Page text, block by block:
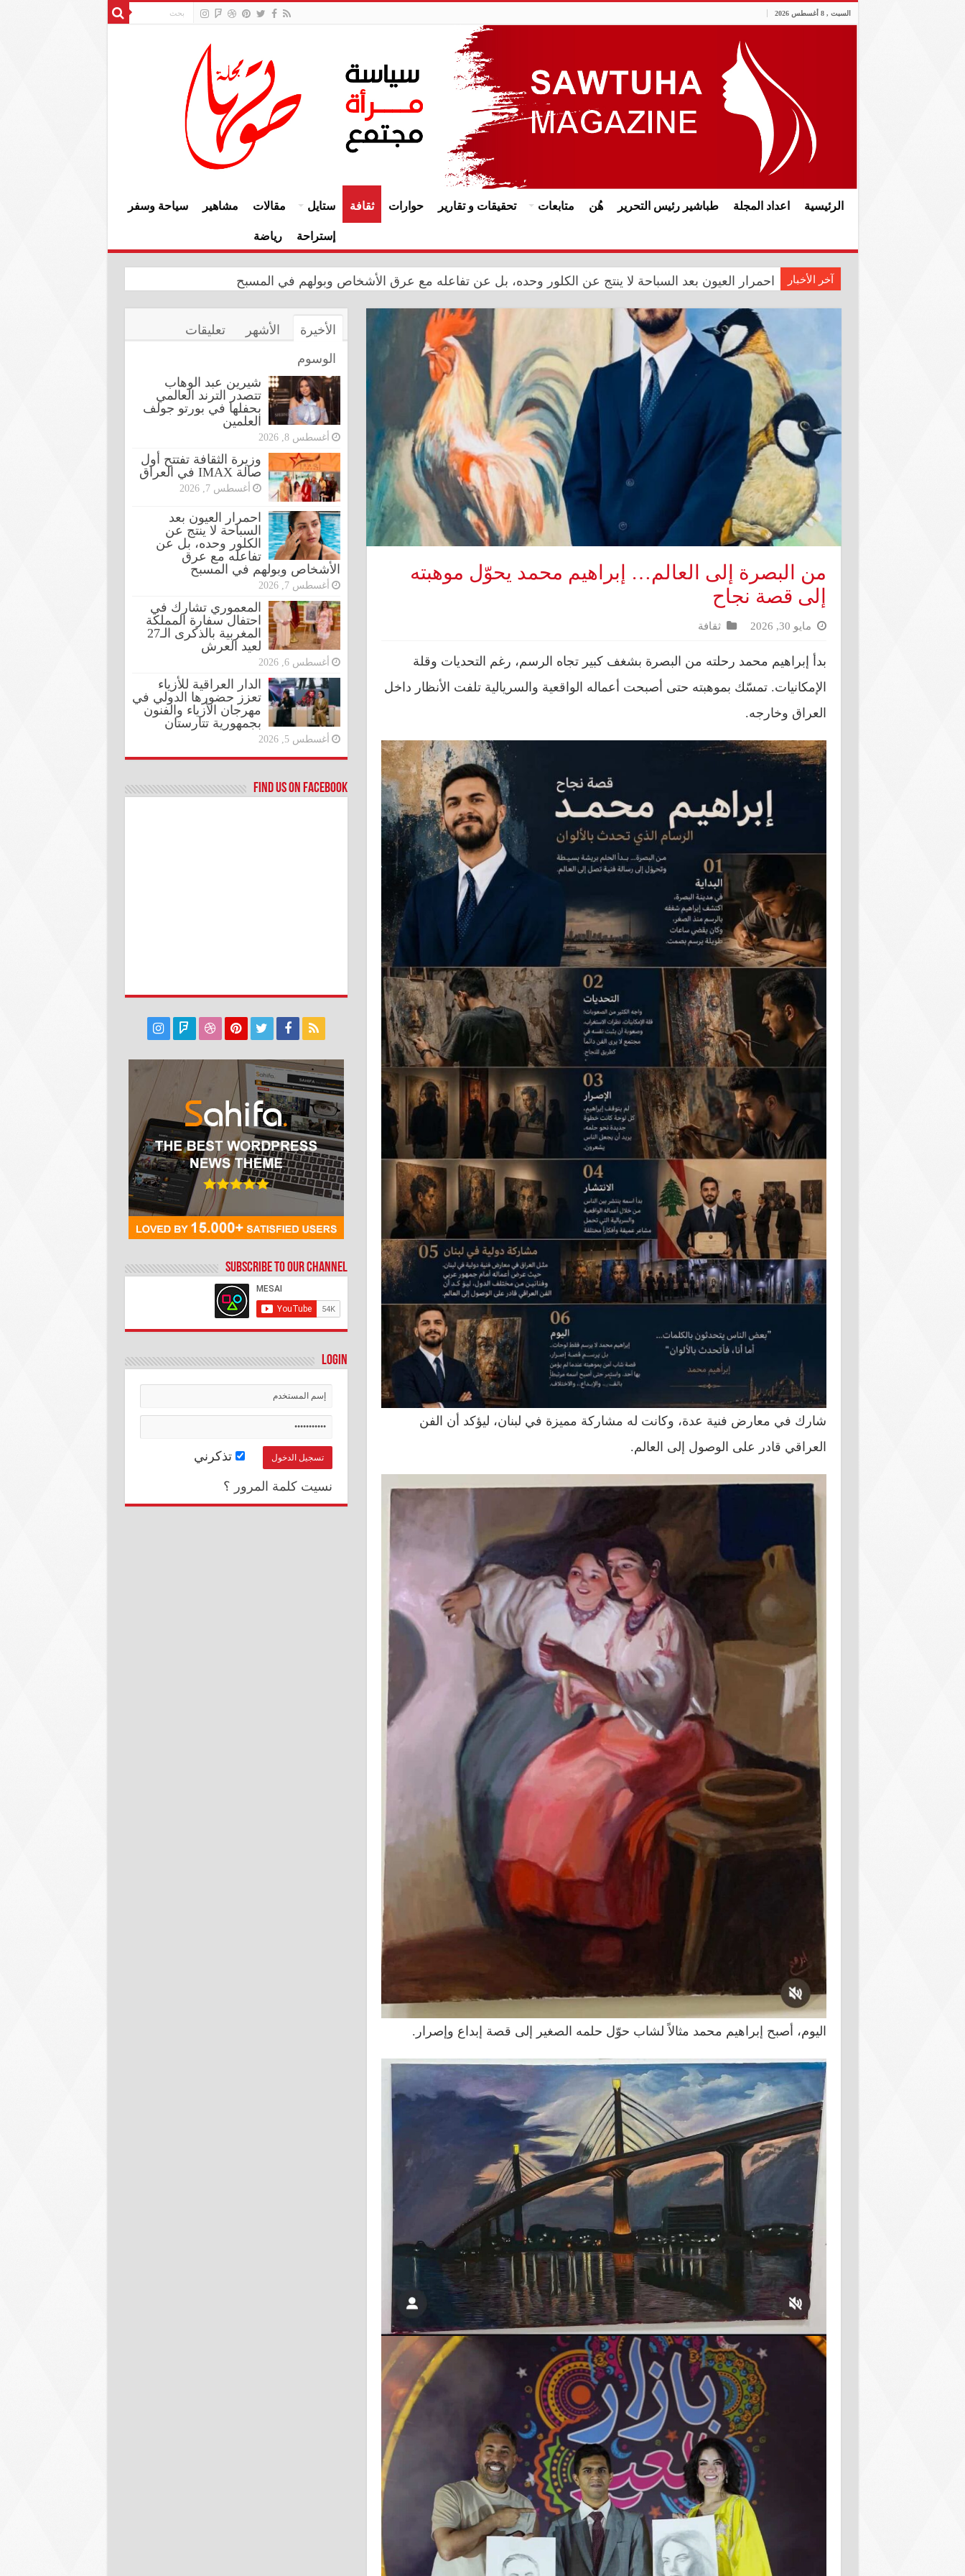
السبت , 8 أغسطس 2026
الرئيسية اعداد المجلة طباشير رئيس التحرير هُن متابعات تحقيقات و تقارير حوارات ثقافة ستايل مقالات مشاهير سياحة وسفر
إستراحة رياضة
آخر الأخبار المعموري تشارك في احتفال سفارة المملكة المغربية بالذكرى الـ27 لعيد العرش
من البصرة إلى العالم… إبراهيم محمد يحوّل موهبته
إلى قصة نجاح
مايو 30, 2026 ثقافة
بدأ إبراهيم محمد رحلته من البصرة بشغف كبير تجاه الرسم، رغم التحديات وقلة
الإمكانيات. تمسّك بموهبته حتى أصبحت أعماله الواقعية والسريالية تلفت الأنظار داخل
العراق وخارجه.
شارك في معارض فنية عدة، وكانت له مشاركة مميزة في لبنان، ليؤكد أن الفن
العراقي قادر على الوصول إلى العالم.
اليوم، أصبح إبراهيم محمد مثالاً لشاب حوّل حلمه الصغير إلى قصة إبداع وإصرار.
الأخيرة الأشهر
تعليقات
الوسوم
شيرين عبد الوهاب
تتصدر الترند العالمي
بحفلها في بورتو جولف
العلمين
أغسطس 8, 2026
وزيرة الثقافة تفتتح أول
صالة IMAX في العراق
أغسطس 7, 2026
احمرار العيون بعد
السباحة لا ينتج عن
الكلور وحده، بل عن
تفاعله مع عرق
الأشخاص وبولهم في المسبح
أغسطس 7, 2026
المعموري تشارك في
احتفال سفارة المملكة
المغربية بالذكرى الـ27
لعيد العرش
أغسطس 6, 2026
الدار العراقية للأزياء
تعزز حضورها الدولي في
مهرجان الأزياء والفنون
بجمهورية تتارستان
أغسطس 5, 2026
Find us on Facebook
Subscribe to our Channel
Login
تذكرني
نسيت كلمة المرور ؟